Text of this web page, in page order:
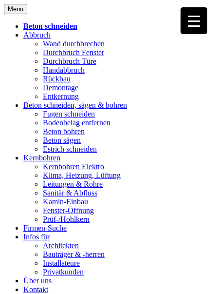
Skip
to
content
Menu
Beton schneiden
Abbruch
Wand durchbrechen
Durchbruch Fenster
Durchbruch Türe
Handabbruch
Rückbau
Demontage
Entkernung
Beton schneiden, sägen & bohren
Fugen schneiden
Bodenbelag entfernen
Beton bohren
Beton sägen
Estrich schneiden
Kernbohren
Kernbohren Elektro
Klima, Heizung, Lüftung
Leitungen & Rohre
Sanitär & Abfluss
Kamin-Einbau
Fenster-Öffnung
Prüf-/Hohlkern
Firmen-Suche
Infos für
Architekten
Bauträger & -herren
Installateure
Privatkunden
Über uns
Kontakt